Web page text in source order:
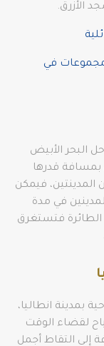
الأزرق.
في
البحر الأبيض
بمسافة قدرها
المدينتين، فيمكن
في مدة
الطائرة فتستغرق
بمدينة انطاليا،
لقضاء الوقت
إلى التقاط أجمل